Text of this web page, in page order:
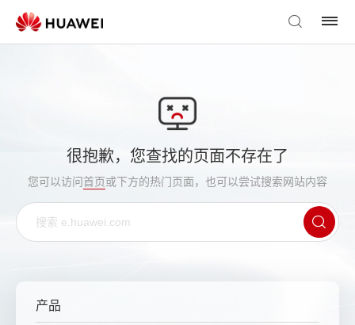
很抱歉，您查找的页面不存在了
您可以访问首页或下方的热门页面，也可以尝试搜索网站内容
产品